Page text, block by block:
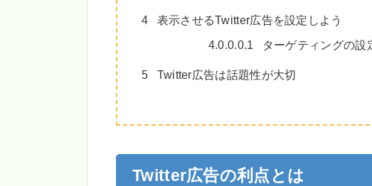
4 表示させるTwitter広告を設定しよう
4.0.0.0.1 ターゲティングの設
5 Twitter広告は話題性が大切
Twitter広告の利点とは